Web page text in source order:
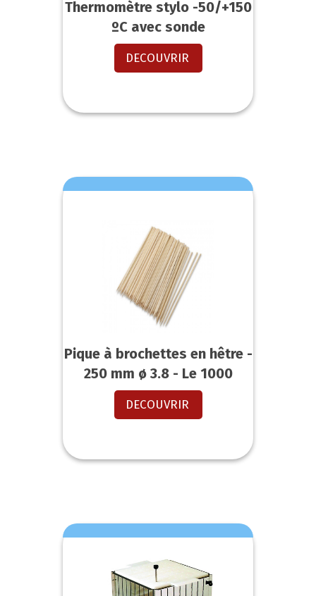
Thermomètre stylo -50/+150
ºC avec sonde
DECOUVRIR
Pique à brochettes en hêtre -
250 mm ø 3.8 - Le 1000
DECOUVRIR